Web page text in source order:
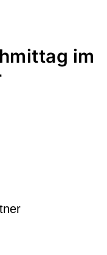
im